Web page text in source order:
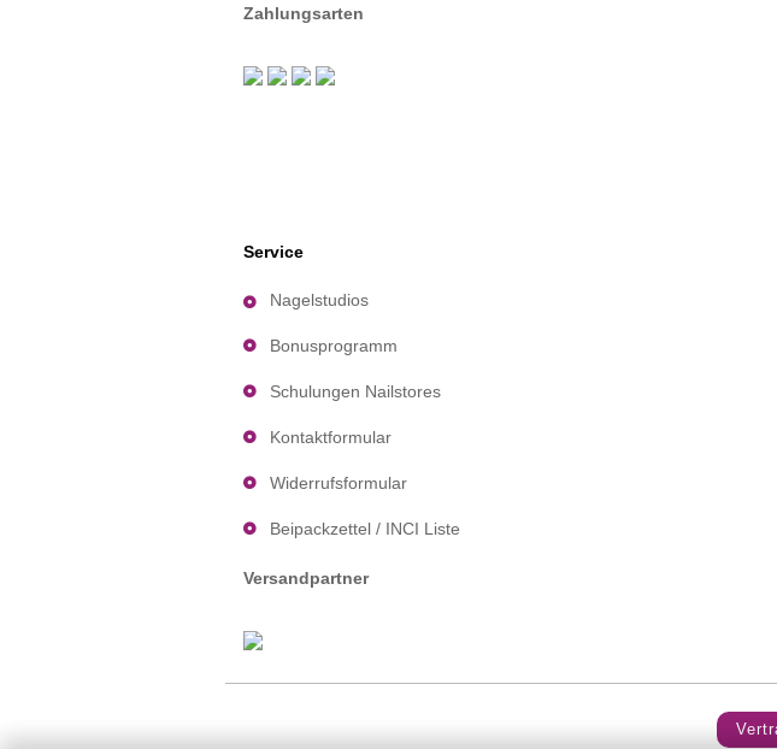
Zahlungsarten
Service
Nagelstudios
Bonusprogramm
Schulungen Nailstores
Kontaktformular
Widerrufsformular
Beipackzettel / INCI Liste
Versandpartner